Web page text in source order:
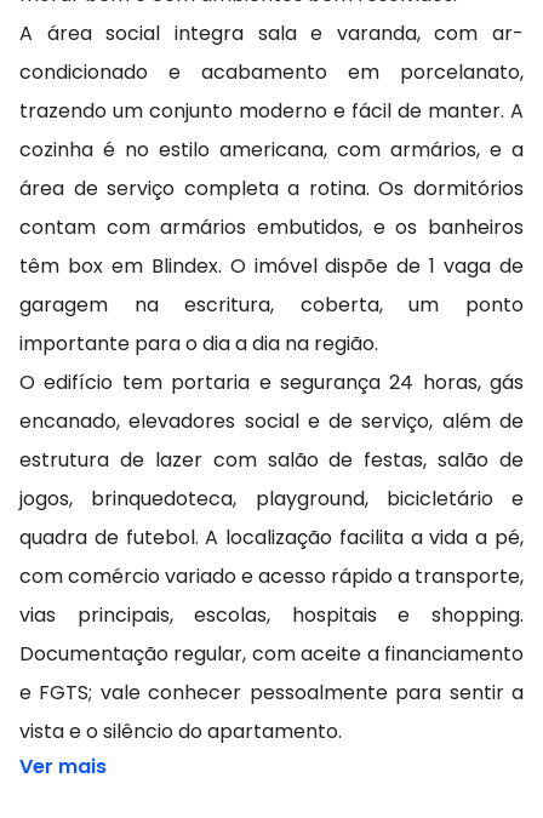
A área social integra sala e varanda, com ar-
condicionado e acabamento em porcelanato,
trazendo um conjunto moderno e fácil de manter. A
cozinha é no estilo americana, com armários, e a
área de serviço completa a rotina. Os dormitórios
contam com armários embutidos, e os banheiros
têm box em Blindex. O imóvel dispõe de 1 vaga de
garagem na escritura, coberta, um ponto
importante para o dia a dia na região.
O edifício tem portaria e segurança 24 horas, gás
encanado, elevadores social e de serviço, além de
estrutura de lazer com salão de festas, salão de
jogos, brinquedoteca, playground, bicicletário e
quadra de futebol. A localização facilita a vida a pé,
com comércio variado e acesso rápido a transporte,
vias principais, escolas, hospitais e shopping.
Documentação regular, com aceite a financiamento
e FGTS; vale conhecer pessoalmente para sentir a
vista e o silêncio do apartamento.
Ver mais